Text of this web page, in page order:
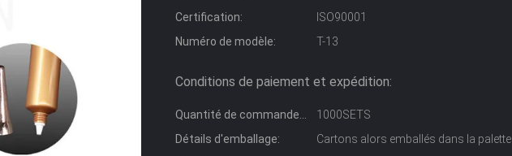
Certification:
ISO90001
Numéro de modèle:
T-13
Conditions de paiement et expédition:
Quantité de commande
min:
1000SETS
Détails d'emballage:
Cartons alors emballés dans la palette